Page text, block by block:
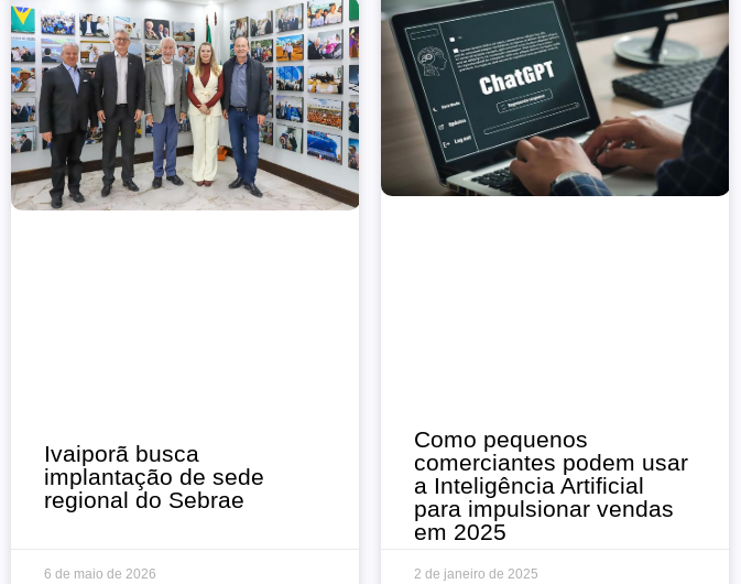
Ivaiporã busca
implantação de sede
regional do Sebrae
6 de maio de 2026
Como pequenos
comerciantes podem usar
a Inteligência Artificial
para impulsionar vendas
em 2025
2 de janeiro de 2025